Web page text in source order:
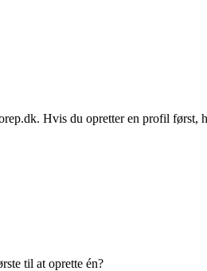
Hvis du opretter en profil først,
til at oprette én?